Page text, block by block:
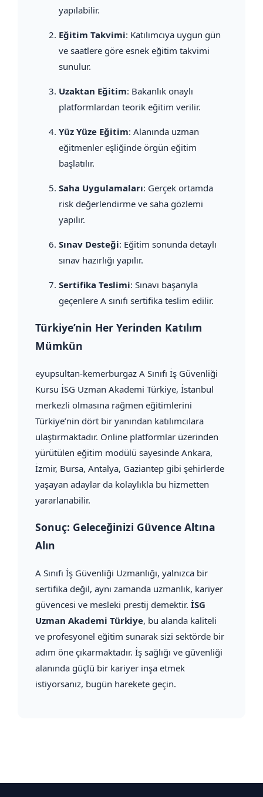
yapılabilir.
Eğitim Takvimi: Katılımcıya uygun gün
ve saatlere göre esnek eğitim takvimi
sunulur.
Uzaktan Eğitim: Bakanlık onaylı
platformlardan teorik eğitim verilir.
Yüz Yüze Eğitim: Alanında uzman
eğitmenler eşliğinde örgün eğitim
başlatılır.
Saha Uygulamaları: Gerçek ortamda
risk değerlendirme ve saha gözlemi
yapılır.
Sınav Desteği: Eğitim sonunda detaylı
sınav hazırlığı yapılır.
Sertifika Teslimi: Sınavı başarıyla
geçenlere A sınıfı sertifika teslim edilir.
Türkiye’nin Her Yerinden Katılım
Mümkün
eyupsultan-kemerburgaz A Sınıfı İş Güvenliği
Kursu İSG Uzman Akademi Türkiye, İstanbul
merkezli olmasına rağmen eğitimlerini
Türkiye’nin dört bir yanından katılımcılara
ulaştırmaktadır. Online platformlar üzerinden
yürütülen eğitim modülü sayesinde Ankara,
İzmir, Bursa, Antalya, Gaziantep gibi şehirlerde
yaşayan adaylar da kolaylıkla bu hizmetten
yararlanabilir.
Sonuç: Geleceğinizi Güvence Altına
Alın
A Sınıfı İş Güvenliği Uzmanlığı, yalnızca bir
sertifika değil, aynı zamanda uzmanlık, kariyer
güvencesi ve mesleki prestij demektir. İSG
Uzman Akademi Türkiye, bu alanda kaliteli
ve profesyonel eğitim sunarak sizi sektörde bir
adım öne çıkarmaktadır. İş sağlığı ve güvenliği
alanında güçlü bir kariyer inşa etmek
istiyorsanız, bugün harekete geçin.